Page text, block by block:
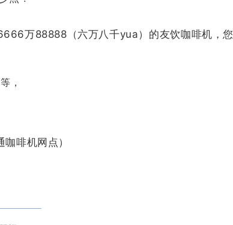
万88888（六万八千yua）的友饮咖啡机，您
，
啡机网点）